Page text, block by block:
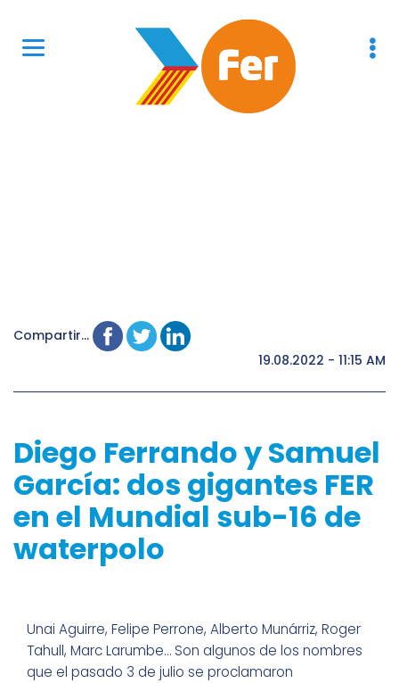
Compartir...
19.08.2022 - 11:15 AM
Diego Ferrando y Samuel
García: dos gigantes FER
en el Mundial sub-16 de
waterpolo
Unai Aguirre, Felipe Perrone, Alberto Munárriz, Roger
Tahull, Marc Larumbe… Son algunos de los nombres
que el pasado 3 de julio se proclamaron